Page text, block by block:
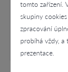
tomto zařízení.
skupiny
zpracování
probíhá vždy,
prezentace.